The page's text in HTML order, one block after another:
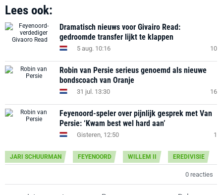
Lees ook:
Dramatisch nieuws voor Givairo Read:
gedroomde transfer lijkt te klappen
5 aug. 10:16 10
Robin van Persie serieus genoemd als nieuwe
bondscoach van Oranje
31 jul. 13:30 16
Feyenoord-speler over pijnlijk gesprek met Van
Persie: ‘Kwam best wel hard aan’
Gisteren, 12:50 1
JARI SCHUURMAN FEYENOORD WILLEM II EREDIVISIE
0 reacties